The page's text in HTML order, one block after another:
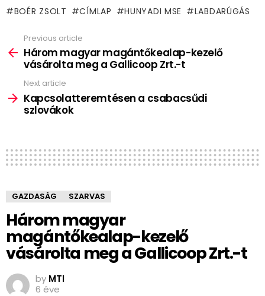
BOÉR ZSOLT CÍMLAP HUNYADI MSE LABDARÚGÁS
more
Previous article
Három magyar magántőkealap-kezelő
vásárolta meg a Gallicoop Zrt.-t
Next article
Kapcsolatteremtésen a csabacsűdi
szlovákok
GAZDASÁG SZARVAS
Három magyar
magántőkealap-kezelő
vásárolta meg a Gallicoop Zrt.-t
by MTI
6 éve